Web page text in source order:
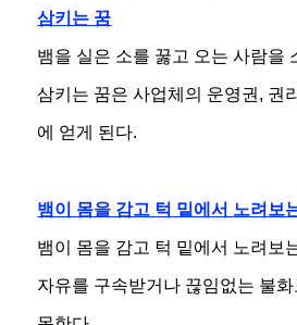
삼키는 꿈
뱀을 실은 소를 꿇고 오는 사람을
삼키는 꿈은 사업체의 운영권, 권
에 얻게 된다.
뱀이 몸을 감고 턱 밑에서 노려보
뱀이 몸을 감고 턱 밑에서 노려보
자유를 구속받거나 끊임없는 불화